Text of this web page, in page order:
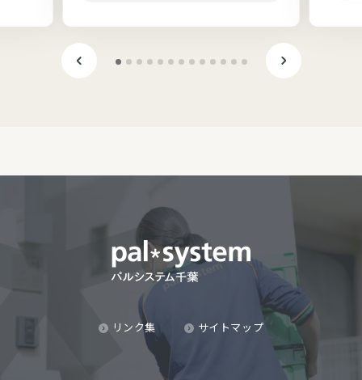
リンク集 サイトマップ